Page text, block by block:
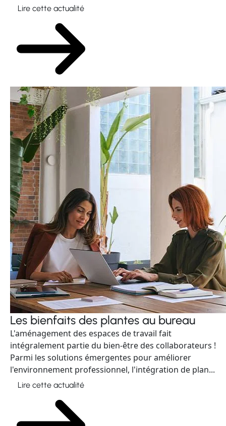
Lire cette actualité
Les bienfaits des plantes au bureau
L'aménagement des espaces de travail fait
intégralement partie du bien-être des collaborateurs !
Parmi les solutions émergentes pour améliorer
l'environnement professionnel, l'intégration de plan...
Lire cette actualité